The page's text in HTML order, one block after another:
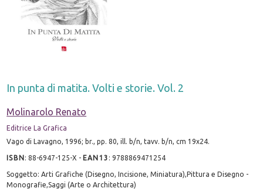
In punta di matita. Volti e storie. Vol. 2
Molinarolo Renato
Editrice La Grafica
Vago di Lavagno, 1996; br., pp. 80, ill. b/n, tavv. b/n, cm 19x24.
ISBN:88-6947-125-X - EAN13 :9788869471254
Soggetto: Arti Grafiche (Disegno, Incisione, Miniatura),Pittura e Disegno -
Monografie,Saggi (Arte o Architettura)